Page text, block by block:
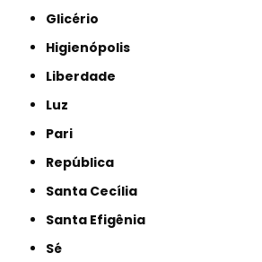
Glicério
Higienópolis
Liberdade
Luz
Pari
República
Santa Cecília
Santa Efigênia
Sé